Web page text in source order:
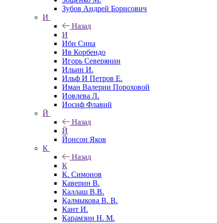
Зубов Андрей Борисович
И
Назад
И
Ибн Сина
Ив Корбендо
Игорь Северянин
Ильин И.
Ильф И Петров Е.
Иман Валерии Пороховой
Иовлева Л.
Иосиф Флавий
Й
Назад
Й
Йонсон Яков
К
Назад
К
К. Симонов
Каверин В.
Каллаш В.В.
Калмыкова В. В.
Кант И.
Карамзин Н. М.